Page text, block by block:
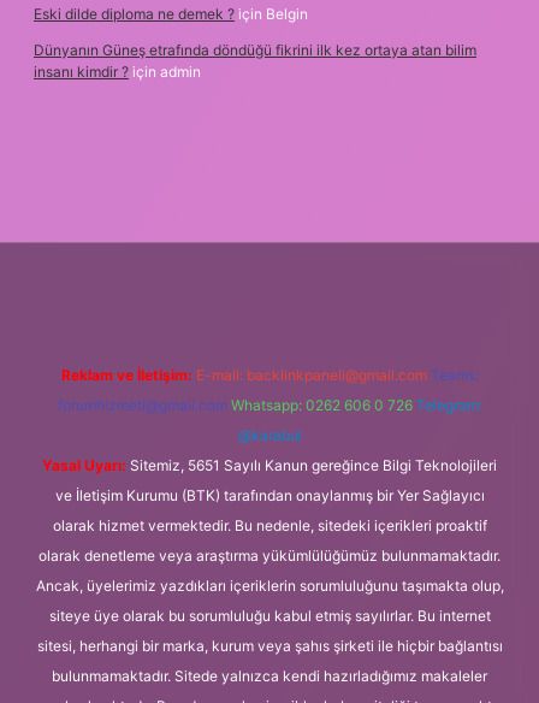
Eski dilde diploma ne demek ? için Belgin
Dünyanın Güneş etrafında döndüğü fikrini ilk kez ortaya atan bilim
insanı kimdir ? için admin
Reklam ve İletişim: E-mail: backlinkpaneli@gmail.com Teams:
forumhizmeti@gmail.com Whatsapp: 0262 606 0 726 Telegram:
@karabul
Yasal Uyarı: Sitemiz, 5651 Sayılı Kanun gereğince Bilgi Teknolojileri
ve İletişim Kurumu (BTK) tarafından onaylanmış bir Yer Sağlayıcı
olarak hizmet vermektedir. Bu nedenle, sitedeki içerikleri proaktif
olarak denetleme veya araştırma yükümlülüğümüz bulunmamaktadır.
Ancak, üyelerimiz yazdıkları içeriklerin sorumluluğunu taşımakta olup,
siteye üye olarak bu sorumluluğu kabul etmiş sayılırlar. Bu internet
sitesi, herhangi bir marka, kurum veya şahıs şirketi ile hiçbir bağlantısı
bulunmamaktadır. Sitede yalnızca kendi hazırladığımız makaleler